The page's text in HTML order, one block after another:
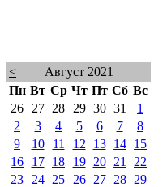
<
Август 2021
Пн Вт Ср Чт Пт Сб Вс
26
27 28 29 30 31
1
2
3 4 5 6 7
8
9
10 11 12 13 14
15
16
17 18 19 20 21
22
23
24 25 26 27 28
29